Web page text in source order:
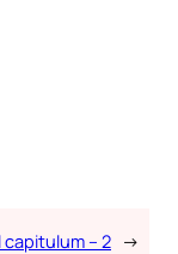
capitulum – 2 →